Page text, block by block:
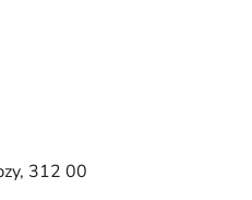
312 00